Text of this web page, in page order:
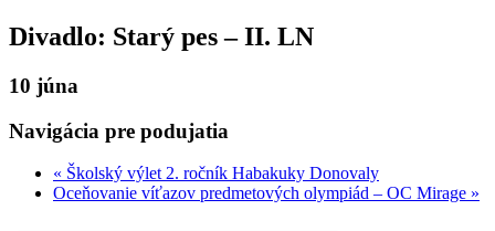
Divadlo: Starý pes – II. LN
10 júna
Navigácia pre podujatia
« Školský výlet 2. ročník Habakuky Donovaly
Oceňovanie víťazov predmetových olympiád – OC Mirage »